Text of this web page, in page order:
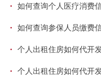
绿色北京
多语种
· 如何查询个人医疗消费
· 如何查询参保人员缴费
· 个人出租住房如何代开
· 个人出租住房如何代开